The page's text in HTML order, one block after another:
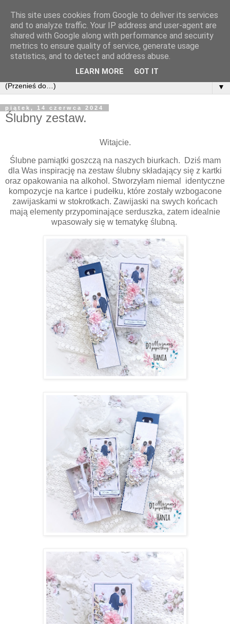
▼
piątek, 14 czerwca 2024
Ślubny zestaw.
Witajcie.
Ślubne pamiątki goszczą na naszych biurkach. Dziś mam
dla Was inspirację na zestaw ślubny składający się z kartki
oraz opakowania na alkohol. Stworzyłam niemal identyczne
kompozycje na kartce i pudełku, które zostały wzbogacone
zawijaskami w stokrotkach. Zawijaski na swych końcach
mają elementy przypominające serduszka, zatem idealnie
wpasowały się w tematykę ślubną.
This site uses cookies from Google to deliver its services
and to analyze traffic. Your IP address and user-agent are
shared with Google along with performance and security
metrics to ensure quality of service, generate usage
statistics, and to detect and address abuse.
LEARN MORE GOT IT